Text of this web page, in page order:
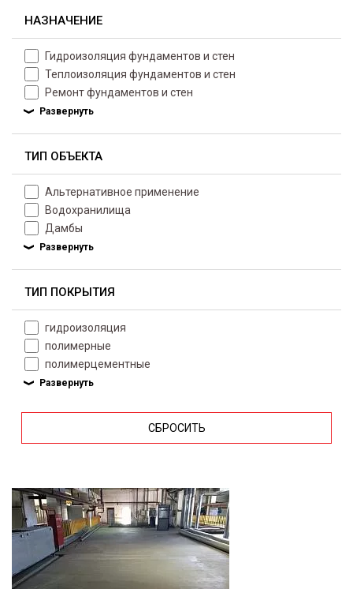
НАЗНАЧЕНИЕ
Гидроизоляция фундаментов и стен
Теплоизоляция фундаментов и стен
Ремонт фундаментов и стен
ТИП ОБЪЕКТА
Альтернативное применение
Водохранилища
Дамбы
ТИП ПОКРЫТИЯ
гидроизоляция
полимерные
полимерцементные
СБРОСИТЬ